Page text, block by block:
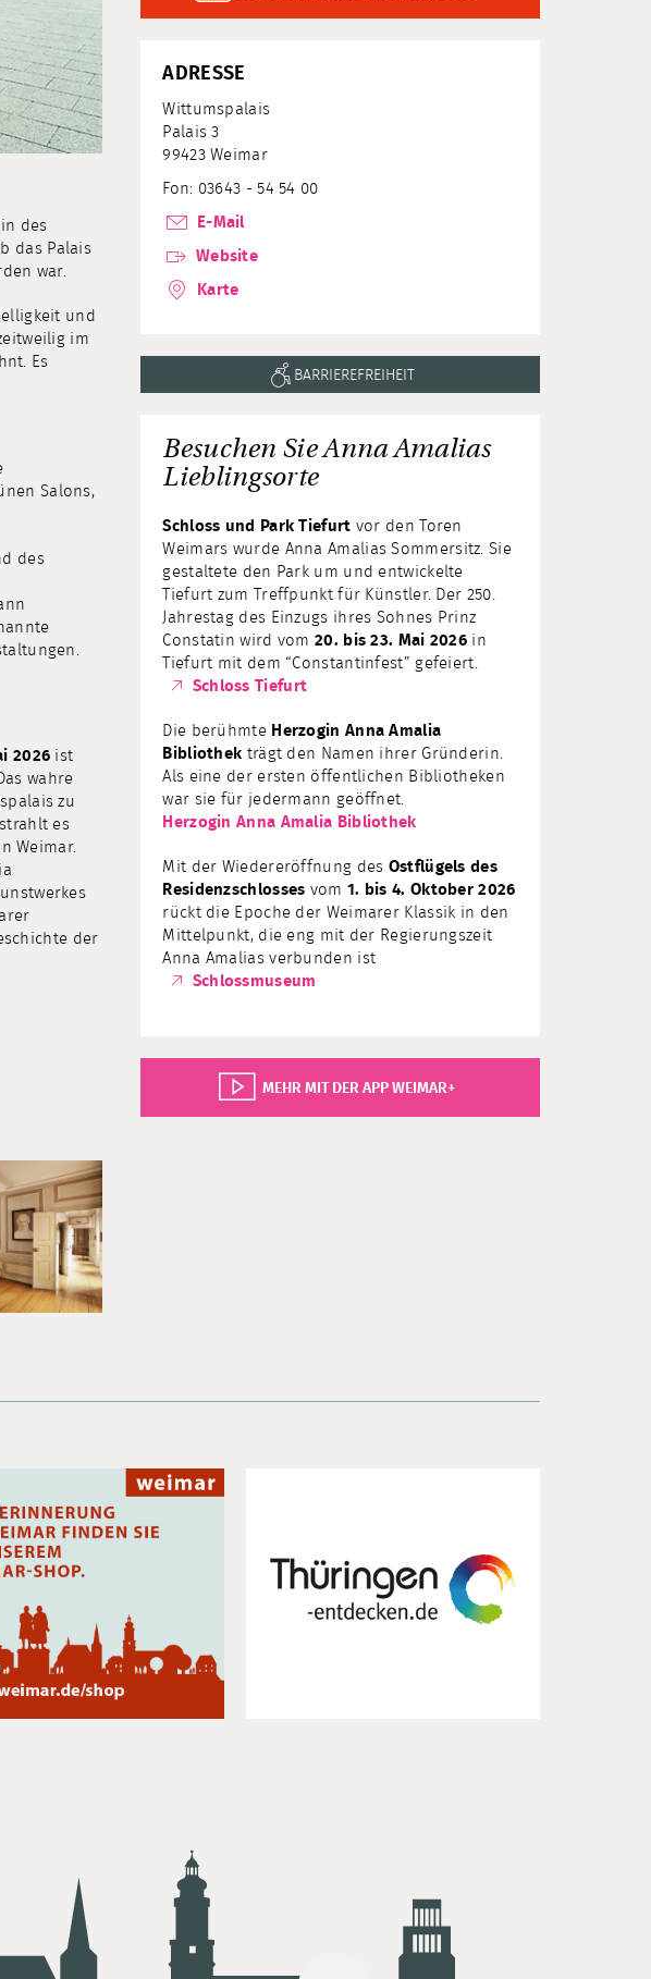
des
das Palais
war.
und
im
Es
Salons,
des
2026 ist
wahre
zu
es
Weimar.
der
ADRESSE
Wittumspalais
Palais 3
99423 Weimar
Fon: 03643 - 54 54 00
E-Mail
Website
Karte
BARRIEREFREIHEIT
Besuchen Sie Anna Amalias
Lieblingsorte
Schloss und Park Tiefurt vor den Toren
Weimars wurde Anna Amalias Sommersitz. Sie
gestaltete den Park um und entwickelte
Tiefurt zum Treffpunkt für Künstler. Der 250.
Jahrestag des Einzugs ihres Sohnes Prinz
Constatin wird vom20. bis 23. Mai 2026 in
Tiefurt mit dem “Constantinfest” gefeiert.
Schloss Tiefurt
Die berühmte Herzogin Anna Amalia
Bibliothek trägt den Namen ihrer Gründerin.
Als eine der ersten öffentlichen Bibliotheken
war sie für jedermann geöffnet.
Herzogin Anna Amalia Bibliothek
Mit der Wiedereröffnung des Ostflügels des
Residenzschlosses vom 1. bis 4. Oktober 2026
rückt die Epoche der Weimarer Klassik in den
Mittelpunkt, die eng mit der Regierungszeit
Anna Amalias verbunden ist
Schlossmuseum
MEHR MIT DER APP WEIMAR+